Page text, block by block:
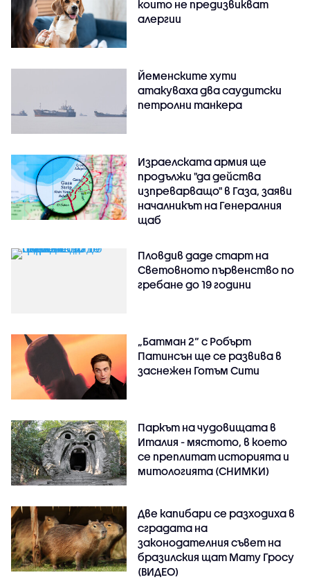
които не предизвикват
алергии
Йеменските хути
атакуваха два саудитски
петролни танкера
Израелската армия ще
продължи "да действа
изпреварващо" в Газа, заяви
началникът на Генералния
щаб
Пловдив даде старт на
Световното първенство по
гребане до 19 години
„Батман 2“ с Робърт
Патинсън ще се развива в
заснежен Готъм Сити
Паркът на чудовищата в
Италия - мястото, в което
се преплитат историята и
митологията (СНИМКИ)
Две капибари се разходиха в
сградата на
законодателния съвет на
бразилския щат Мату Гросу
(ВИДЕО)